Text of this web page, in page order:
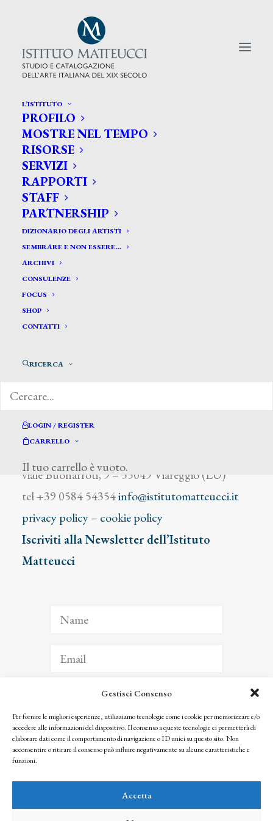
Gestisci Consenso
Per fornire le migliori esperienze, utilizziamo tecnologie come i cookie per memorizzare e/o
accedere alle informazioni del dispositivo. Il consenso a queste tecnologie ci permetterà di
elaborare dati come il comportamento di navigazione o ID unici su questo sito. Non
acconsentire o ritirare il consenso può influire negativamente su alcune caratteristiche e
funzioni.
Accetta
L’ISTITUTO
PROFILO
MOSTRE NEL TEMPO
RISORSE
SERVIZI
RAPPORTI
STAFF
PARTNERSHIP
DIZIONARIO DEGLI ARTISTI
SEMBRARE E NON ESSERE…
ARCHIVI
CONSULENZE
FOCUS
SHOP
CONTATTI
RICERCA
LOGIN / REGISTER
CARRELLO
Il tuo carrello è vuoto.
CERCA TRA GLI ARTISTI:
Search
for:
Morgenstein L.
viale Buonarroti, 9 – 55049 Viareggio (LU)
tel +39 0584 54354info@istitutomatteucci.it
privacy policy– cookie policy
Iscriviti alla Newsletter dell’Istituto
Matteucci
ISCRIVITI
Facendo clic per iscriverti, riconosci che le tue informazioni saranno trattate
seguendo la nostra Privacy Policy
© 2025 Istituto Matteucci. All right reserved
l’autorizzazione scritta dei proprietari dei diritti e dell’Istituto Matteucci